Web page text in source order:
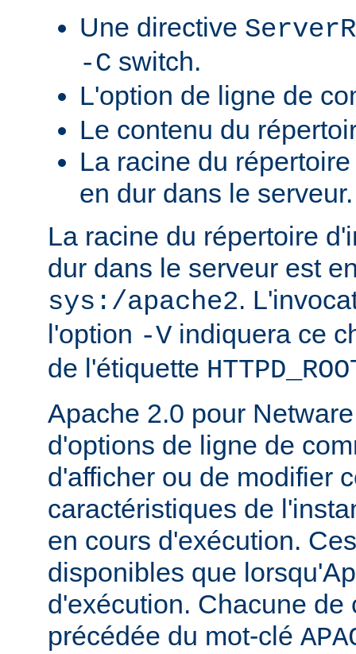
Une directive
-C switch.
L'option de ligne de
Le contenu du
La racine du
en dur dans le serveur.
La racine du répertoire
dur dans le serveur est
sys:/apache2.
l'option -V indiquera ce
de l'étiquette
Apache 2.0 pour
d'options de ligne de
d'afficher ou de modifier
caractéristiques de
en cours d'exécution.
disponibles que
d'exécution. Chacune de
précédée du mot-clé